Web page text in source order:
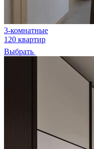
3-комнатные
120 квартир
Выбрать